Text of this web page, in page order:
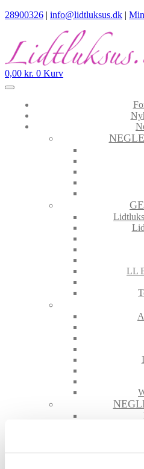
28900326 | info@lidtluksus.dk |
0,00 kr. 0 Kurv
LL